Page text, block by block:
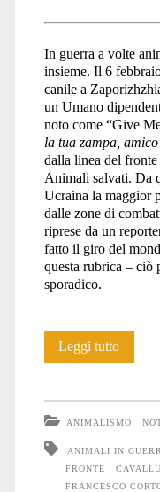
In guerra a volte
insieme. Il 6
canile a
un Umano
noto come “Give
la tua zampa,
dalla linea del
Animali salvati. Da
Ucraina la maggior
dalle zone di
riprese da un
fatto il giro del
questa rubrica – ciò
sporadico.
Leggi tuttoAnche
la
ANIMALISMO
ANIMALI IN
FRONTE
FRANCESCO